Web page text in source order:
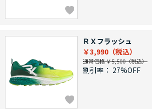
ＲＸフラッシュ
￥3,990
通常価格 ￥5,500
割引率： 27%OFF